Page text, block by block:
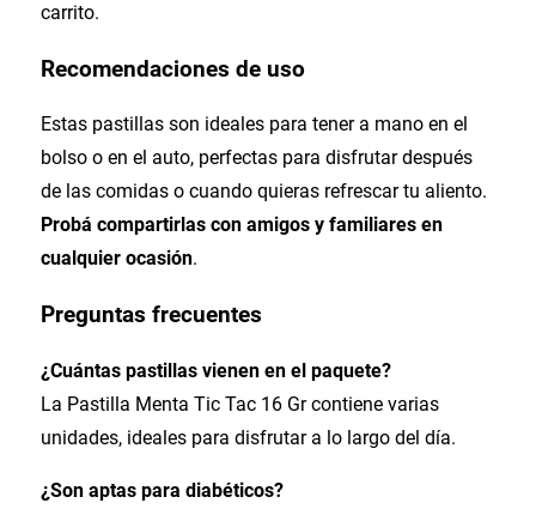
carrito.
Recomendaciones de uso
Estas pastillas son ideales para tener a mano en el
bolso o en el auto, perfectas para disfrutar después
de las comidas o cuando quieras refrescar tu aliento.
Probá compartirlas con amigos y familiares en
cualquier ocasión.
Preguntas frecuentes
¿Cuántas pastillas vienen en el paquete?
La Pastilla Menta Tic Tac 16 Gr contiene varias
unidades, ideales para disfrutar a lo largo del día.
¿Son aptas para diabéticos?